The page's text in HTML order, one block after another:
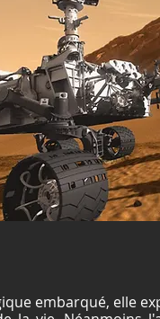
embarqué, elle